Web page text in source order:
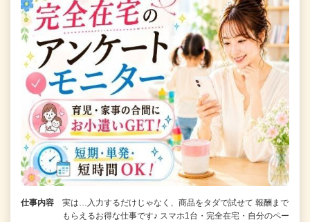
仕事内容
実は…入力するだけじゃなく、商品をタダで試せて 報酬まで
もらえるお得な仕事です♪ スマホ1台・完全在宅・自分のペー